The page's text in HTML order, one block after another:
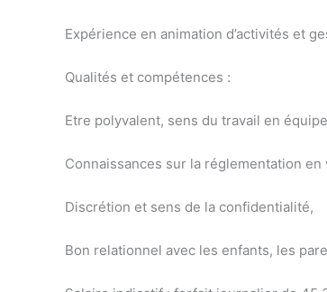
Expérience en animation d’activités et
Qualités et compétences :
Etre polyvalent, sens du travail en
Connaissances sur la réglementation
Discrétion et sens de la confidentialité,
Bon relationnel avec les enfants, les